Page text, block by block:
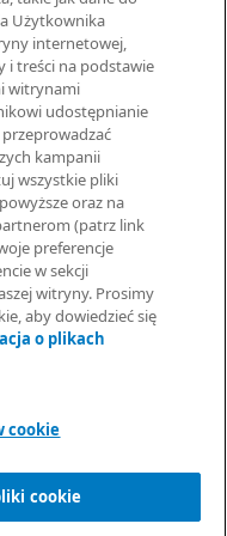
danych
Conditions
GeneXpert®, Xpert® i
zarejestrowane w
Użytkownika
internetowej,
i treści na podstawie
witrynami
udostępnianie
kampanii
wszystkie pliki
oraz na
(patrz link
preferencje
w sekcji
witryny. Prosimy
aby dowiedzieć się
o plikach
cookie
cookie